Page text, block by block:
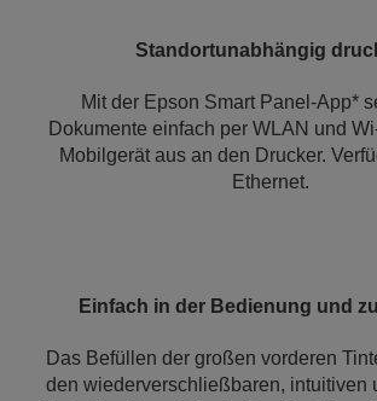
Standortunabhängig
Mit der Epson Smart Panel-App*
Dokumente einfach per WLAN und
Mobilgerät aus an den Drucker.
Ethernet.
Einfach in der Bedienung und
Das Befüllen der großen vorderen
den wiederverschließbaren, intuitiven